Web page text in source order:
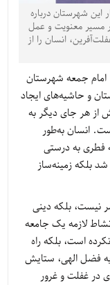
این شهرستان درباره
مسیر معنویت و عمل
انسان را از
امام جمعه شهرستان
و حاشیه‌های ایجاد
از هر جای دیگر به
انسان به‌طور
فطری به درستی
بلکه زمینه‌ساز
نیست، بلکه دینی
لازمه یک جامعه
است، بلکه راه
فضل الهی، ستایش
در غفلت و غرور